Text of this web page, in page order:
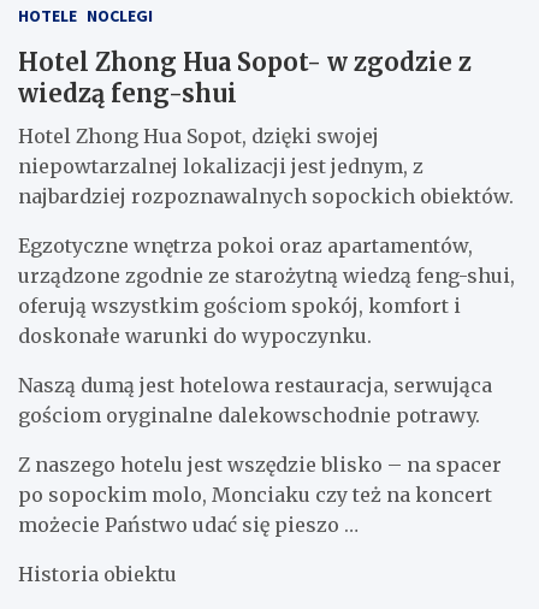
HOTELE NOCLEGI
Hotel Zhong Hua Sopot- w zgodzie z
wiedzą feng-shui
Hotel Zhong Hua Sopot, dzięki swojej
niepowtarzalnej lokalizacji jest jednym, z
najbardziej rozpoznawalnych sopockich obiektów.
Egzotyczne wnętrza pokoi oraz apartamentów,
urządzone zgodnie ze starożytną wiedzą feng-shui,
oferują wszystkim gościom spokój, komfort i
doskonałe warunki do wypoczynku.
Naszą dumą jest hotelowa restauracja, serwująca
gościom oryginalne dalekowschodnie potrawy.
Z naszego hotelu jest wszędzie blisko – na spacer
po sopockim molo, Monciaku czy też na koncert
możecie Państwo udać się pieszo …
Historia obiektu